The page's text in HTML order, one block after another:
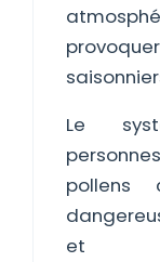
Le
pollens
et